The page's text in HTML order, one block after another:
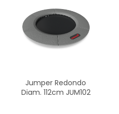
Jumper Redondo
Diam. 112cm JUM102